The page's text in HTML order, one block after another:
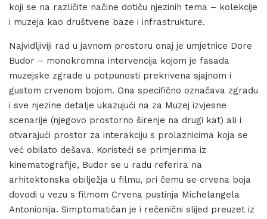
koji se na različite načine dotiču njezinih tema – kolekcije
i muzeja kao društvene baze i infrastrukture.
Najvidljiviji rad u javnom prostoru onaj je umjetnice Dore
Budor – monokromna intervencija kojom je fasada
muzejske zgrade u potpunosti prekrivena sjajnom i
gustom crvenom bojom. Ona specifično označava zgradu
i sve njezine detalje ukazujući na za Muzej izvjesne
scenarije (njegovo prostorno širenje na drugi kat) ali i
otvarajući prostor za interakciju s prolaznicima koja se
već obilato dešava. Koristeći se primjerima iz
kinematografije, Budor se u radu referira na
arhitektonska obilježja u filmu, pri čemu se crvena boja
dovodi u vezu s filmom Crvena pustinja Michelangela
Antonionija. Simptomatičan je i rečenični slijed preuzet iz